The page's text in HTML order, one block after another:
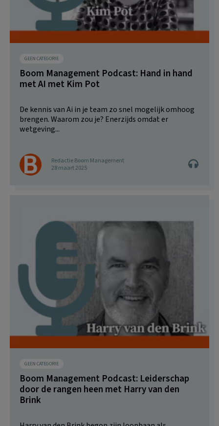
GEEN CATEGORIE
Boom Management Podcast: Hand in hand
met AI met Kim Pot
De kennis van Ai in je team zo snel mogelijk omhoog
brengen. Waarom zou je? Enerzijds omdat er
wetgeving...
Redactie Boom Management
28 maart 2025
GEEN CATEGORIE
Boom Management Podcast: Leiderschap
door de rangen heen met Harry van den
Brink